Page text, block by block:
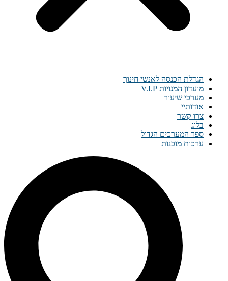
הגדלת הכנסה לאנשי חינוך
מועדון המנויות V.I.P
מערכי שיעור
אודותיי
צרו קשר
בלוג
ספר המערכים הגדול
ערכות מוכנות